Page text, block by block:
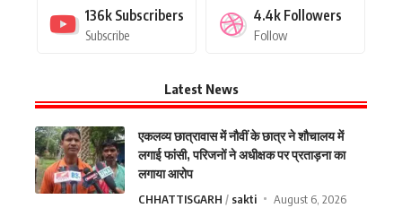
136k Subscribers
Subscribe
4.4k Followers
Follow
Latest News
एकलव्य छात्रावास में नौवीं के छात्र ने शौचालय में
लगाई फांसी, परिजनों ने अधीक्षक पर प्रताड़ना का
लगाया आरोप
CHHATTISGARH sakti August 6, 2026